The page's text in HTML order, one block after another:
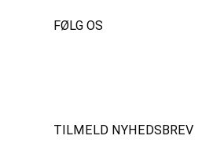
FØLG OS
TILMELD NYHEDSBREV